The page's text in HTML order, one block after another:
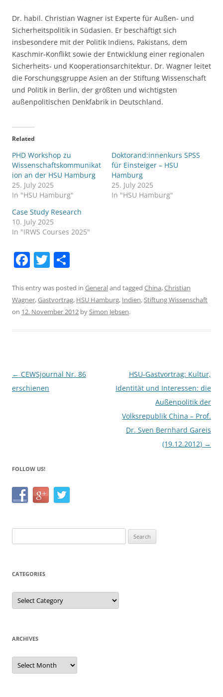
Dr. habil. Christian Wagner ist Experte für Außen- und
Sicherheitspolitik in Südasien. Er beschäftigt sich
insbesondere mit der Politik Indiens, Pakistans, dem
Kaschmir-Konflikt sowie der Entwicklung einer regionalen
Sicherheits- und Kooperationsarchitektur. Dr. Wagner leitet
die Forschungsgruppe Asien an der Stiftung Wissenschaft
und Politik in Berlin, der größten und wichtigsten
außenpolitischen Denkfabrik in Deutschland.
Related
PHD Workshop zu
Wissenschaftskommunikat
ion an der HSU Hamburg
25. July 2025
In "HSU Hamburg"
Doktorand:innenkurs SPSS
für Einsteiger – HSU
Hamburg
25. July 2025
In "HSU Hamburg"
Case Study Research
10. July 2025
In "IRWS Courses 2025"
F
c
e
k
T
itt
er
ar
e
This entry was posted in Generaland tagged China,Christian
Wagner,Gastvortrag, HSU Hamburg, Indien,Stiftung Wissenschaft
on 12. November 2012 bySimon Jebsen.
Post
navigation
← CEWSjournal Nr. 86
erschienen
HSU-Gastvortrag: Kultur,
Identität und Interessen: die
Außenpolitik der
Volksrepublik China – Prof.
Dr. Sven Bernhard Gareis
(19.12.2012) →
FOLLOW US!
for:
CATEGORIES
Categories
ARCHIVES
Archives